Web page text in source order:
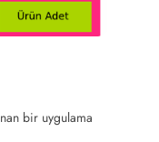
bir uygulama